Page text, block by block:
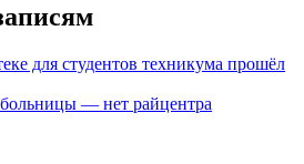
для студентов техникума прошёл
— нет райцентра